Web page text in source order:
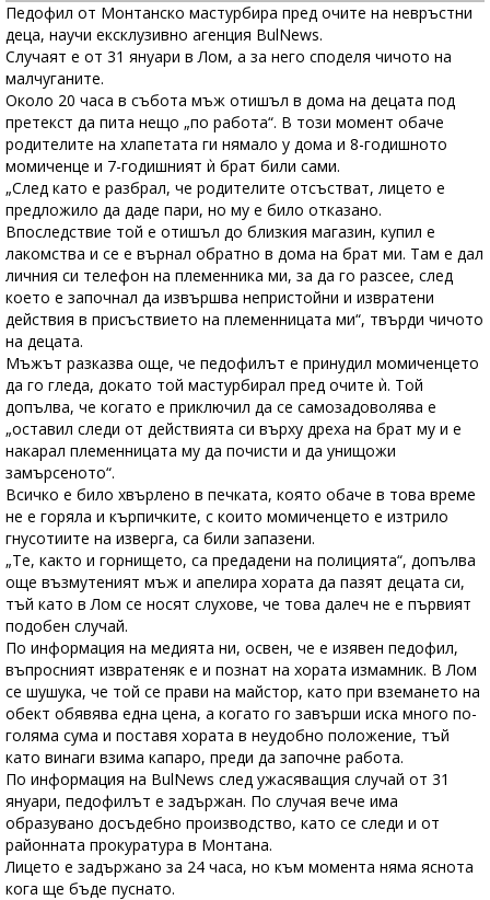
Педофил от Монтанско мастурбира пред очите на невръстни
деца, научи ексклузивно агенция BulNews.
Случаят е от 31 януари в Лом, а за него споделя чичото на
малчуганите.
Около 20 часа в събота мъж отишъл в дома на децата под
претекст да пита нещо „по работа“. В този момент обаче
родителите на хлапетата ги нямало у дома и 8-годишното
момиченце и 7-годишният ѝ брат били сами.
„След като е разбрал, че родителите отсъстват, лицето е
предложило да даде пари, но му е било отказано.
Впоследствие той е отишъл до близкия магазин, купил е
лакомства и се е върнал обратно в дома на брат ми. Там е дал
личния си телефон на племенника ми, за да го разсее, след
което е започнал да извършва непристойни и извратени
действия в присъствието на племенницата ми“, твърди чичото
на децата.
Мъжът разказва още, че педофилът е принудил момиченцето
да го гледа, докато той мастурбирал пред очите ѝ. Той
допълва, че когато е приключил да се самозадоволява е
„оставил следи от действията си върху дреха на брат му и е
накарал племенницата му да почисти и да унищожи
замърсеното“.
Всичко е било хвърлено в печката, която обаче в това време
не е горяла и кърпичките, с които момиченцето е изтрило
гнусотиите на изверга, са били запазени.
„Те, както и горнището, са предадени на полицията“, допълва
още възмутеният мъж и апелира хората да пазят децата си,
тъй като в Лом се носят слухове, че това далеч не е първият
подобен случай.
По информация на медията ни, освен, че е изявен педофил,
въпросният извратеняк е и познат на хората измамник. В Лом
се шушука, че той се прави на майстор, като при вземането на
обект обявява една цена, а когато го завърши иска много по-
голяма сума и поставя хората в неудобно положение, тъй
като винаги взима капаро, преди да започне работа.
По информация на BulNews след ужасяващия случай от 31
януари, педофилът е задържан. По случая вече има
образувано досъдебно производство, като се следи и от
районната прокуратура в Монтана.
Лицето е задържано за 24 часа, но към момента няма яснота
кога ще бъде пуснато.